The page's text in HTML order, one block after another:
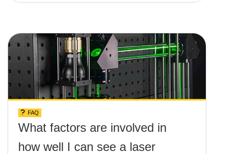
FAQ
What factors are involved in
how well I can see a laser